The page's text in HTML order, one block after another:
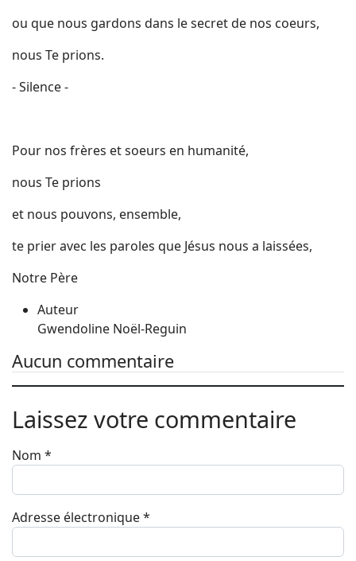
ou que nous gardons dans le secret de nos coeurs,
nous Te prions.
- Silence -
Pour nos frères et soeurs en humanité,
nous Te prions
et nous pouvons, ensemble,
te prier avec les paroles que Jésus nous a laissées,
Notre Père
Auteur
Gwendoline Noël-Reguin
Aucun commentaire
Laissez votre commentaire
Nom *
Adresse électronique*